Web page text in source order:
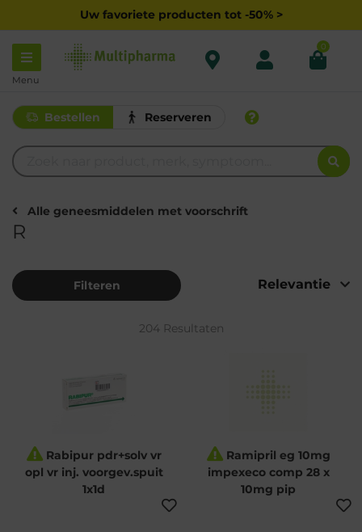
Uw favoriete producten tot -50% >
Menu
0
Bestellen Reserveren
Alle geneesmiddelen met voorschrift
R
Filteren
204 Resultaten
Rabipur pdr+solv vr
opl vr inj. voorgev.spuit
1x1d
Ramipril eg 10mg
impexeco comp 28 x
10mg pip